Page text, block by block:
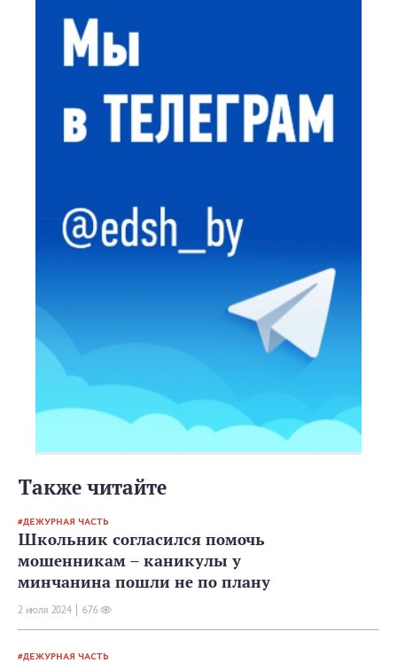
Также читайте
ДЕЖУРНАЯ ЧАСТЬ
Школьник согласился помочь
мошенникам – каникулы у
минчанина пошли не по плану
2 июля 2024 676
ДЕЖУРНАЯ ЧАСТЬ